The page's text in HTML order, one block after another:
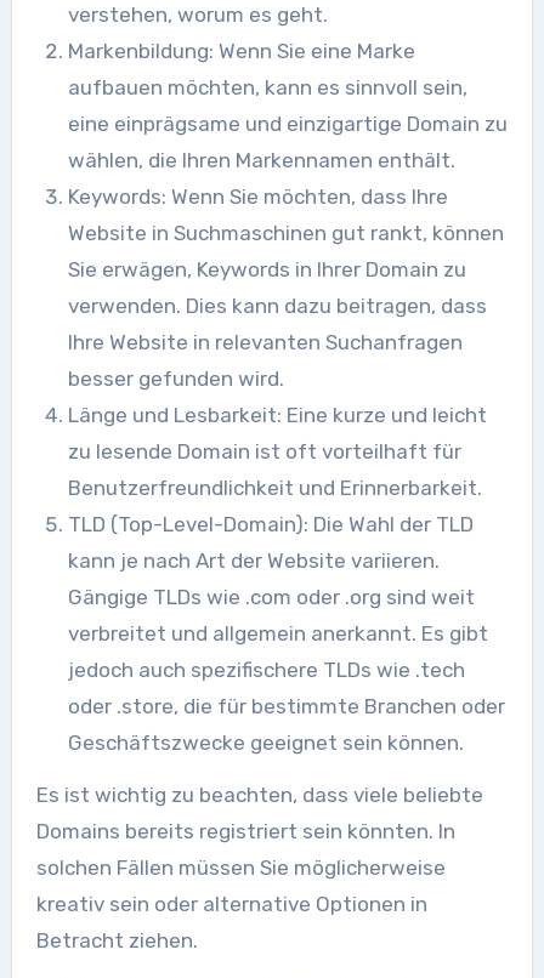
verstehen, worum es geht.
Markenbildung: Wenn Sie eine Marke
aufbauen möchten, kann es sinnvoll sein,
eine einprägsame und einzigartige Domain zu
wählen, die Ihren Markennamen enthält.
Keywords: Wenn Sie möchten, dass Ihre
Website in Suchmaschinen gut rankt, können
Sie erwägen, Keywords in Ihrer Domain zu
verwenden. Dies kann dazu beitragen, dass
Ihre Website in relevanten Suchanfragen
besser gefunden wird.
Länge und Lesbarkeit: Eine kurze und leicht
zu lesende Domain ist oft vorteilhaft für
Benutzerfreundlichkeit und Erinnerbarkeit.
TLD (Top-Level-Domain): Die Wahl der TLD
kann je nach Art der Website variieren.
Gängige TLDs wie .com oder .org sind weit
verbreitet und allgemein anerkannt. Es gibt
jedoch auch spezifischere TLDs wie .tech
oder .store, die für bestimmte Branchen oder
Geschäftszwecke geeignet sein können.
Es ist wichtig zu beachten, dass viele beliebte
Domains bereits registriert sein könnten. In
solchen Fällen müssen Sie möglicherweise
kreativ sein oder alternative Optionen in
Betracht ziehen.